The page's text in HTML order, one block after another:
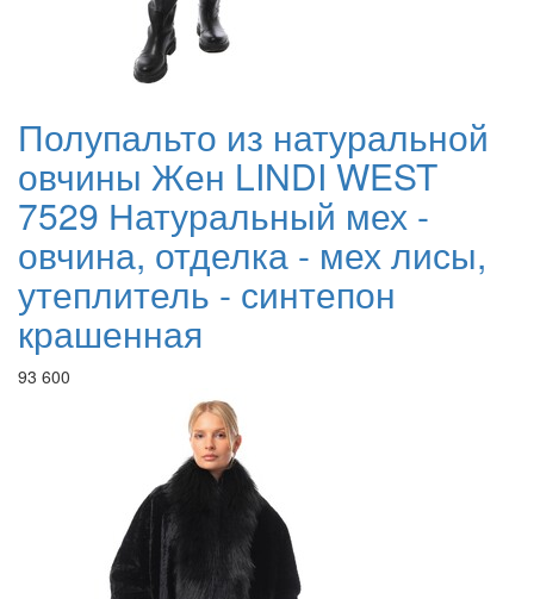
Полупальто из натуральной
овчины Жен LINDI WEST
7529 Натуральный мех -
овчина, отделка - мех лисы,
утеплитель - синтепон
крашенная
93 600